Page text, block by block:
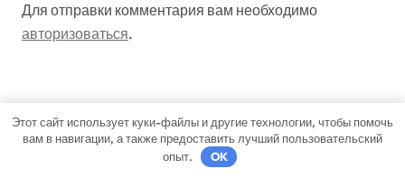
Для отправки комментария вам необходимо
авторизоваться.
Поиск
Этот сайт использует куки-файлы и другие технологии, чтобы помочь
вам в навигации, а также предоставить лучший пользовательский
опыт.
OK